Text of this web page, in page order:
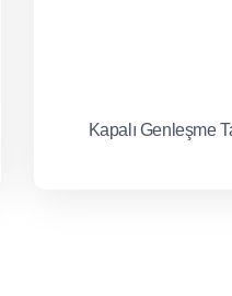
Kapalı Genleşme